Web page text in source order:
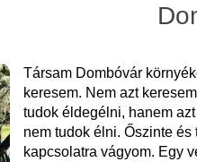
Társam Dombóvár
keresem. Nem azt
tudok éldegélni, hanem azt
nem tudok élni. Őszinte és
kapcsolatra vágyom. Egy